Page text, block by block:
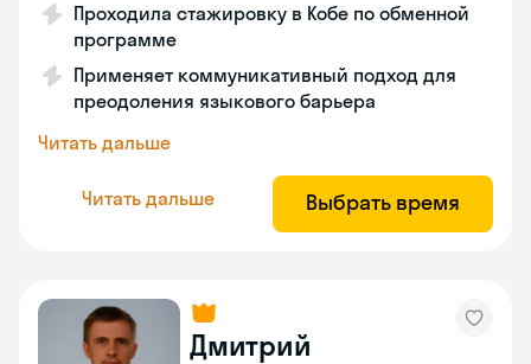
Проходила стажировку в Кобе по обменной
программе
Применяет коммуникативный подход для
преодоления языкового барьера
Читать дальше
Читать дальше Выбрать время
Дмитрий